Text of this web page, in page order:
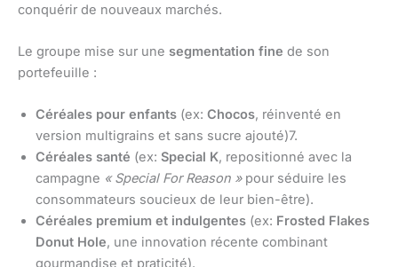
conquérir de nouveaux marchés.
Le groupe mise sur une segmentation fine de son
portefeuille :
Céréales pour enfants (ex: Chocos, réinventé en
version multigrains et sans sucre ajouté)7.
Céréales santé (ex: Special K, repositionné avec la
campagne « Special For Reason »pour séduire les
consommateurs soucieux de leur bien-être).
Céréales premium et indulgentes (ex: Frosted Flakes
Donut Hole, une innovation récente combinant